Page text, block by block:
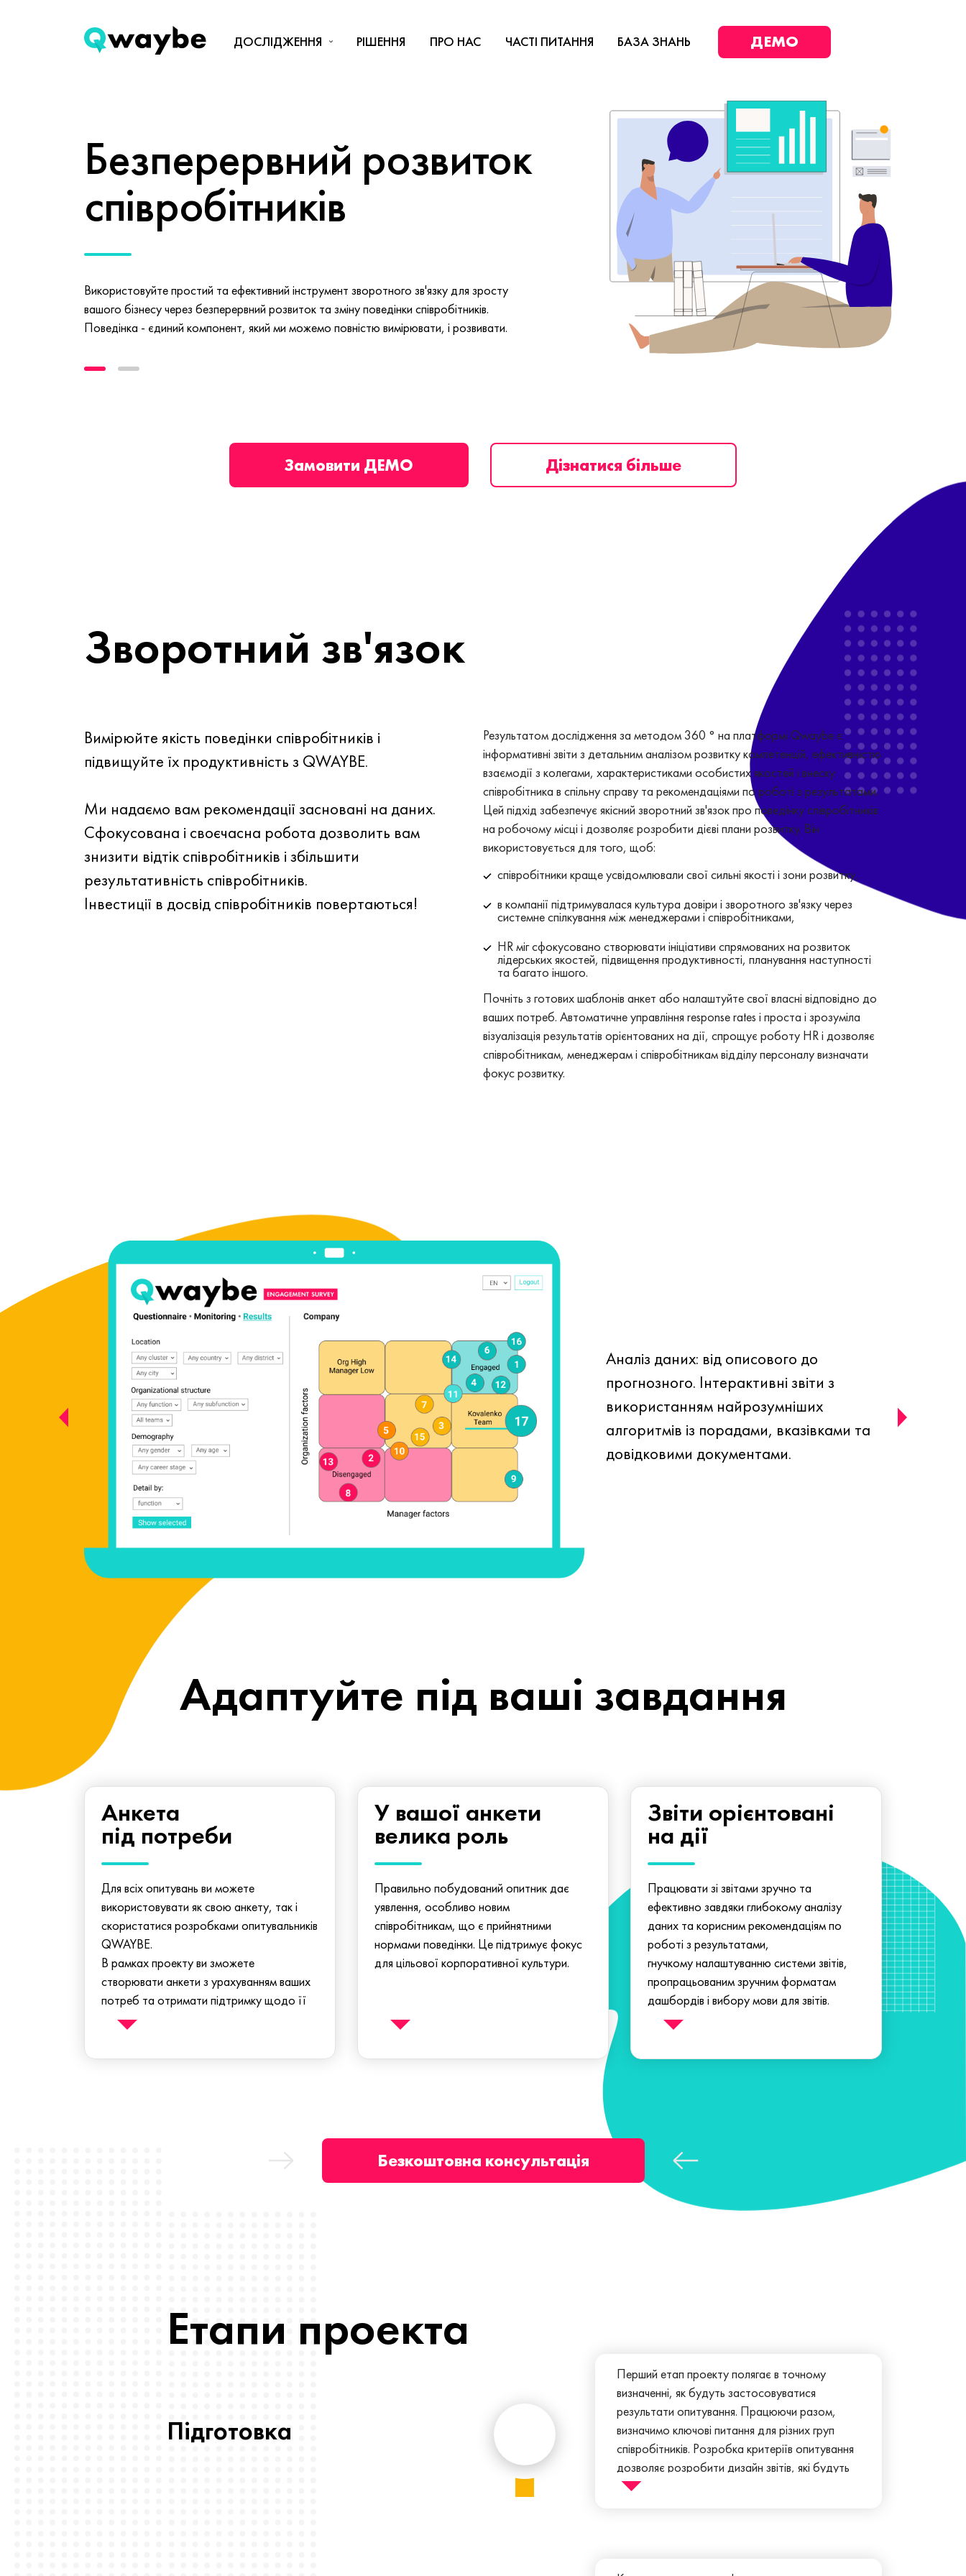
ДОСЛІДЖЕННЯ РІШЕННЯ ПРО НАС ЧАСТІ ПИТАННЯ БАЗА ЗНАНЬ ДЕМО
Безперервний розвиток
співробітників
Використовуйте простий та ефективний інструмент зворотного зв'язку для зросту
вашого бізнесу через безперервний розвиток та зміну поведінки співробітників.
Поведінка - єдиний компонент, який ми можемо повністю вимірювати, і розвивати.
Замовити ДЕМО Дізнатися більше
Зворотний зв'язок
Вимірюйте якість поведінки співробітників і
підвищуйте їх продуктивність з QWAYBE.
Ми надаємо вам рекомендації засновані на даних.
Сфокусована і своєчасна робота дозволить вам
знизити відтік співробітників і збільшити
результативність співробітників.
Інвестиції в досвід співробітників повертаються!
Результатом дослідження за методом 360 ° на платформі Qwaybe є
інформативні звіти з детальним аналізом розвитку компетенцій, ефективністю
взаємодії з колегами, характеристиками особистих якостей і внеску
співробітника в спільну справу та рекомендаціями по роботі з результатами.
Цей підхід забезпечує якісний зворотний зв'язок про поведінку співробітників
на робочому місці і дозволяє розробити дієві плани розвитку. Він
використовується для того, щоб:
співробітники краще усвідомлювали свої сильні якості і зони розвитку,
в компанії підтримувалася культура довіри і зворотного зв'язку через
системне спілкування між менеджерами і співробітниками,
HR міг сфокусовано створювати ініціативи спрямованих на розвиток
лідерських якостей, підвищення продуктивності, планування наступності
та багато іншого.
Почніть з готових шаблонів анкет або налаштуйте свої власні відповідно до
ваших потреб. Автоматичне управління response rates і проста і зрозуміла
візуалізація результатів орієнтованих на дії, спрощує роботу HR і дозволяє
співробітникам, менеджерам і співробітникам відділу персоналу визначати
фокус розвитку.
Аналіз даних: від описового до
прогнозного. Інтерактивні звіти з
використанням найрозумніших
алгоритмів із порадами, вказівками та
довідковими документами.
Адаптуйте під ваші завдання
Анкета
під потреби
Для всіх опитувань ви можете
використовувати як свою анкету, так і
скористатися розробками опитувальників
QWAYBE.
В рамках проекту ви зможете
створювати анкети з урахуванням ваших
потреб та отримати підтримку щодо її
валідизації.
У вашої анкети
велика роль
Правильно побудований опитник дає
уявлення, особливо новим
співробітникам, що є прийнятними
нормами поведінки. Це підтримує фокус
для цільової корпоративної культури.
Звіти орієнтовані
на дії
Працювати зі звітами зручно та
ефективно завдяки глибокому аналізу
даних та корисним рекомендаціям по
роботі з результатами,
гнучкому налаштуванню системи звітів,
пропрацьованим зручним форматам
дашбордів і вибору мови для звітів.
Безкоштовна консультація
Етапи проекта
Підготовка
Перший етап проекту полягає в точному
визначенні, як будуть застосовуватися
результати опитування. Працюючи разом,
визначимо ключові питання для різних груп
співробітників. Розробка критеріїв опитування
дозволяє розробити дизайн звітів, які будуть
відповідати конкретним цілям проекту. Цей